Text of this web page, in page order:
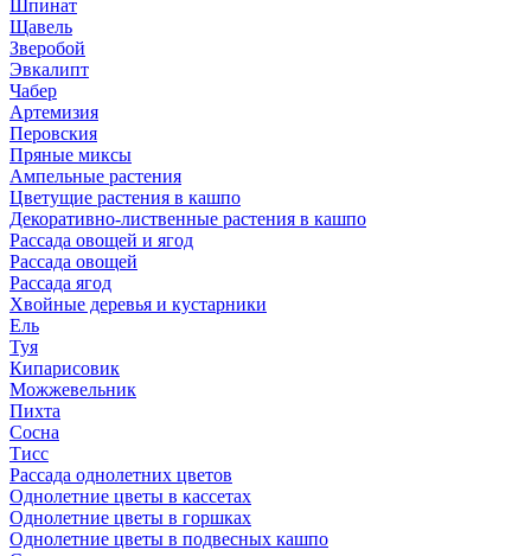
Шпинат
Щавель
Зверобой
Эвкалипт
Чабер
Артемизия
Перовския
Пряные миксы
Ампельные растения
Цветущие растения в кашпо
Декоративно-лиственные растения в кашпо
Рассада овощей и ягод
Рассада овощей
Рассада ягод
Хвойные деревья и кустарники
Ель
Туя
Кипарисовик
Можжевельник
Пихта
Сосна
Тисc
Рассада однолетних цветов
Однолетние цветы в кассетах
Однолетние цветы в горшках
Однолетние цветы в подвесных кашпо